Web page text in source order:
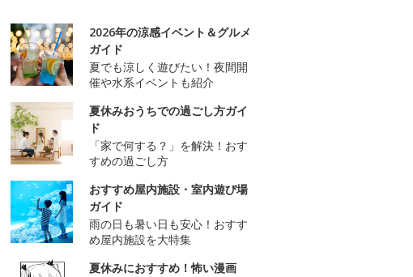
2026年の涼感イベント＆グルメ
ガイド
夏でも涼しく遊びたい！夜間開
催や水系イベントも紹介
夏休みおうちでの過ごし方ガイ
ド
「家で何する？」を解決！おす
すめの過ごし方
おすすめ屋内施設・室内遊び場
ガイド
雨の日も暑い日も安心！おすす
め屋内施設を大特集
夏休みにおすすめ！怖い漫画